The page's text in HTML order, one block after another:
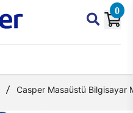
0
Casper Masaüstü Bilgisayar